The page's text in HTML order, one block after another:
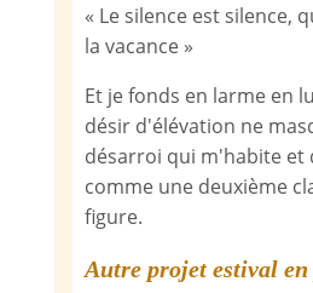
« Le silence est silence,
la vacance »
Et je fonds en larme en
désir d'élévation ne
désarroi qui m'habite et
comme une deuxième
figure.
Autre projet estival en